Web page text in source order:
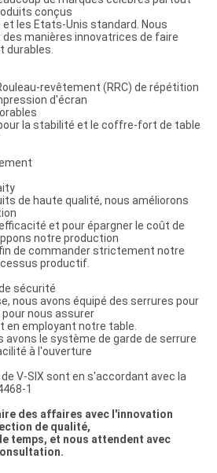
conçus
les Etats-Unis standard. Nous
manières innovatrices de faire
durables.
revêtement (RRC) de répétition
d'écran
la stabilité et le coffre-fort de table
de haute qualité, nous améliorons
et pour épargner le coût de
notre production
de commander strictement notre
productif.
sécurité
nous avons équipé des serrures pour
nous assurer
employant notre table.
avons le système de garde de serrure
à l'ouverture
V-SIX sont en s'accordant avec la
1
des affaires avec l'innovation
de qualité,
temps, et nous attendent avec